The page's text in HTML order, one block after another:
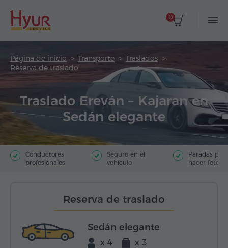
0
Página de inicio Transporte
Traslados
Reserva de traslado
Traslado Ereván – Kajaran en
Sedán elegante
Conductores
profesionales
Seguro en el
vehículo
Paradas para
hacer fotos
Reserva de traslado
Sedán elegante
x 4 x 3